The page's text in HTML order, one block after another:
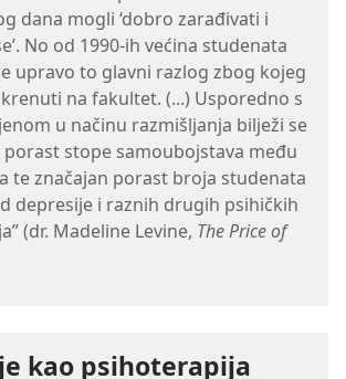
dana mogli ‘dobro zarađivati i
No od 1990-ih većina studenata
upravo to glavni razlog zbog kojeg
na fakultet. (...) Usporedno s
u načinu razmišljanja bilježi se
stope samoubojstava među
te značajan porast broja studenata
depresije i raznih drugih psihičkih
(dr. Madeline Levine, The Price of
kao psihoterapija